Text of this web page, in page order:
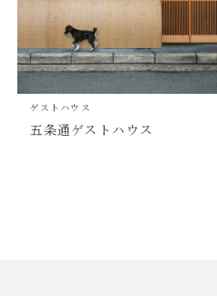
ゲストハウス
五条通ゲストハウス